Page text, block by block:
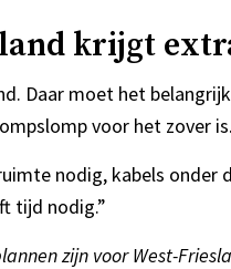
krijgt
Daar moet het
voor het zover
nodig, kabels onder
tijd nodig.”
zijn voor West-